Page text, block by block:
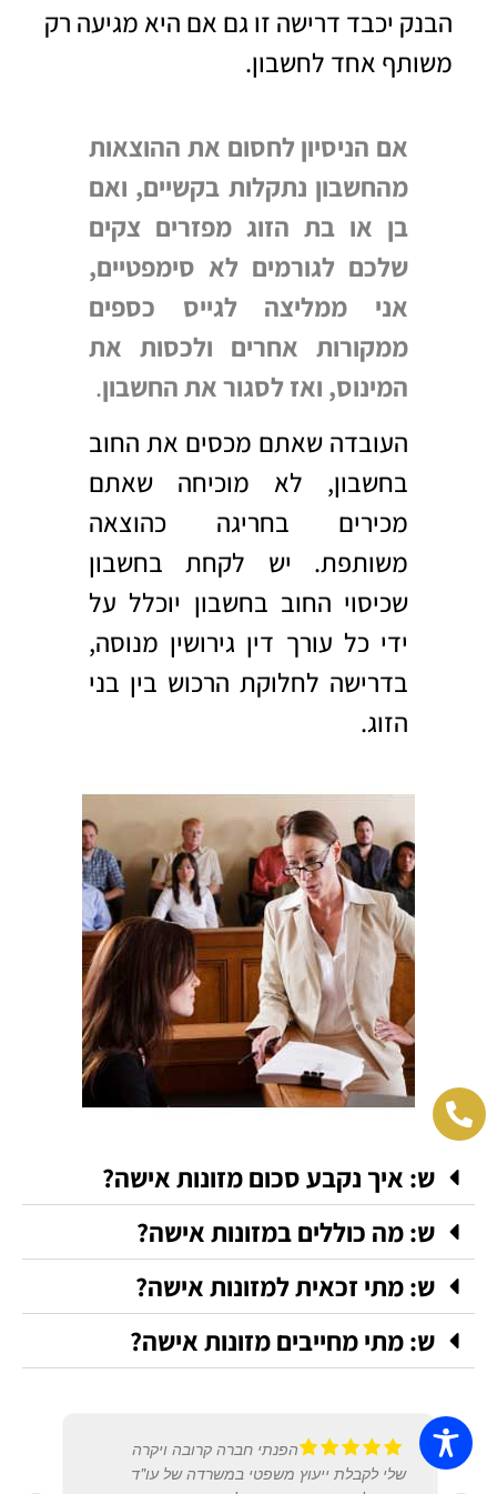
הבנק יכבד דרישה זו גם אם היא מגיעה רק
משותף אחד לחשבון.
אם הניסיון לחסום את ההוצאות
מהחשבון נתקלות בקשיים, ואם
בן או בת הזוג מפזרים צקים
שלכם לגורמים לא סימפטיים,
אני ממליצה לגייס כספים
ממקורות אחרים ולכסות את
המינוס, ואז לסגור את החשבון.
העובדה שאתם מכסים את החוב
בחשבון, לא מוכיחה שאתם
מכירים בחריגה כהוצאה
משותפת. יש לקחת בחשבון
שכיסוי החוב בחשבון יוכלל על
ידי כל עורך דין גירושין מנוסה,
בדרישה לחלוקת הרכוש בין בני
הזוג.
ש: איך נקבע סכום מזונות אישה?
ש: מה כוללים במזונות אישה?
ש: מתי זכאית למזונות אישה?
ש: מתי מחייבים מזונות אישה?
הפנתי חברה קרובה ויקרה
שלי לקבלת ייעוץ משפטי במשרדה של עו"ד